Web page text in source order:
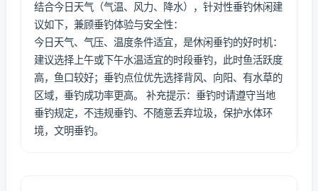
结合今日天气（气温、风力、降水），针对性垂钓休闲建
议如下，兼顾垂钓体验与安全性：
今日天气、气压、温度条件适宜，是休闲垂钓的好时机：
建议选择上午或下午水温适宜的时段垂钓，此时鱼活跃度
高，鱼口较好；垂钓点位优先选择背风、向阳、有水草的
区域，垂钓成功率更高。 补充提示：垂钓时请遵守当地
垂钓规定，不违规垂钓、不随意丢弃垃圾，保护水体环
境，文明垂钓。